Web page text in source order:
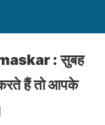
: सुबह
हैं तो आपके